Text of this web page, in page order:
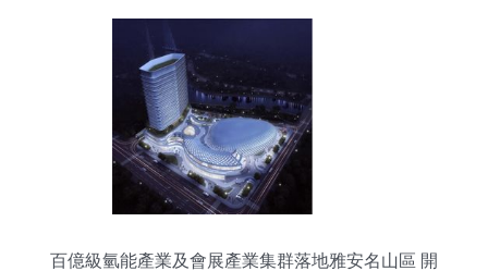
百億級氫能產業及會展產業集群落地雅安名山區 開